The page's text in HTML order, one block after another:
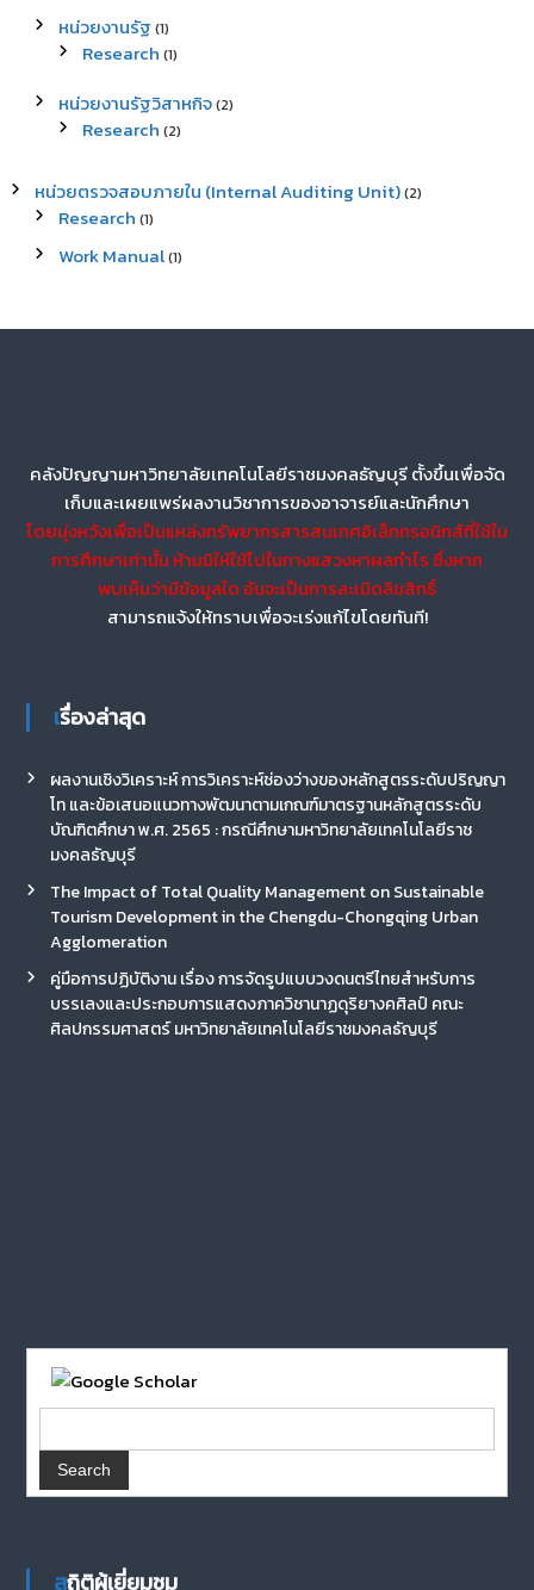
หน่วยงานรัฐ (1)
Research (1)
หน่วยงานรัฐวิสาหกิจ(2)
Research (2)
หน่วยตรวจสอบภายใน (Internal Auditing Unit)(2)
Research (1)
Work Manual(1)
คลังปัญญามหาวิทยาลัยเทคโนโลยีราชมงคลธัญบุรี ตั้งขึ้นเพื่อจัด
เก็บและเผยแพร่ผลงานวิชาการของอาจารย์และนักศึกษา
โดยมุ่งหวังเพื่อเป็นแหล่งทรัพยากรสารสนเทศอิเล็กทรอนิกส์ที่ใช้ใน
การศึกษาเท่านั้น ห้ามมิให้ใช้ไปในทางแสวงหาผลกำไร ซึ่งหาก
พบเห็นว่ามีข้อมูลใด อันจะเป็นการละเมิดลิขสิทธิ์
สามารถแจ้งให้ทราบเพื่อจะเร่งแก้ไขโดยทันที!
เรื่องล่าสุด
ผลงานเชิงวิเคราะห์ การวิเคราะห์ช่องว่างของหลักสูตรระดับปริญญา
โท และข้อเสนอแนวทางพัฒนาตามเกณฑ์มาตรฐานหลักสูตรระดับ
บัณฑิตศึกษา พ.ศ. 2565 : กรณีศึกษามหาวิทยาลัยเทคโนโลยีราช
มงคลธัญบุรี
The Impact of Total Quality Management on Sustainable
Tourism Development in the Chengdu-Chongqing Urban
Agglomeration
คู่มือการปฏิบัติงาน เรื่อง การจัดรูปแบบวงดนตรีไทยสำหรับการ
บรรเลงและประกอบการแสดงภาควิชานาฏดุริยางคศิลป์ คณะ
ศิลปกรรมศาสตร์ มหาวิทยาลัยเทคโนโลยีราชมงคลธัญบุรี
สถิติผู้เยี่ยมชม